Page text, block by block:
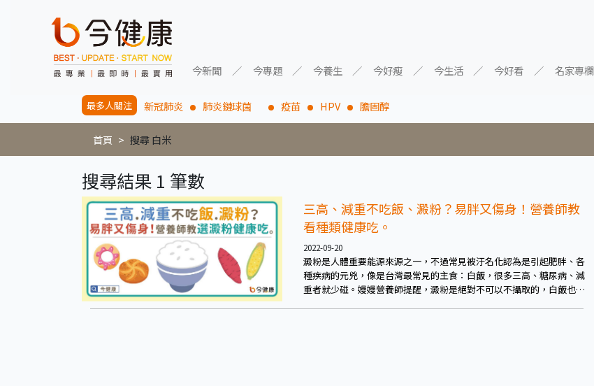
今新聞 今專題 今養生 今好瘦 今生活 今好看 名家專欄
最多人關注 新冠肺炎 肺炎鏈球菌 疫苗 HPV 膽固醇
首頁 搜尋 白米
搜尋結果 1 筆數
三高、減重不吃飯、澱粉？易胖又傷身！營養師教
看種類健康吃。
2022-09-20
澱粉是人體重要能源來源之一，不過常見被汙名化認為是引起肥胖、各
種疾病的元兇，像是台灣最常見的主食：白飯，很多三高、糖尿病、減
重者就少碰。嫚嫚營養師提醒，澱粉是絕對不可以不攝取的，白飯也並